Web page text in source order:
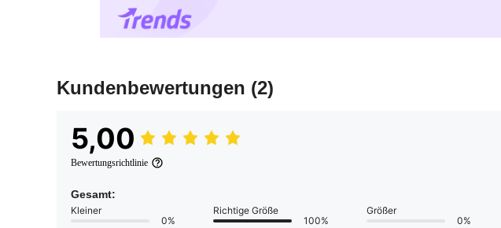
Kundenbewertungen (2)
5,00
Bewertungsrichtlinie
Gesamt:
Kleiner
0%
Richtige Größe
100%
Größer
0%